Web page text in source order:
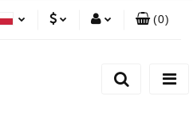
(0)